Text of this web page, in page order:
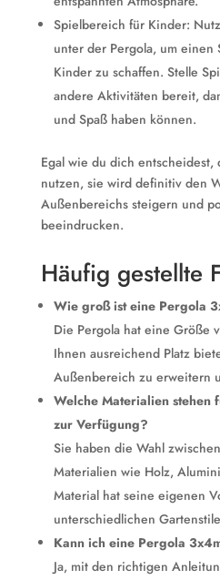
Spielbereich für Kinder:
unter der Pergola, um
Kinder zu schaffen. Stelle
andere Aktivitäten bereit,
und Spaß haben können.
Egal wie du dich entscheidest,
nutzen, sie wird definitiv den
Außenbereichs steigern und
beeindrucken.
Häufig gestellte
Wie groß ist eine Pergola
Die Pergola hat eine Größe
Ihnen ausreichend Platz
Außenbereich zu erweitern
Welche Materialien stehen
zur Verfügung?
Sie haben die Wahl
Materialien wie Holz,
Material hat seine eigenen
unterschiedlichen
Kann ich eine Pergola
Ja, mit den richtigen